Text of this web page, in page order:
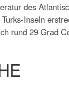
des
Inseln
rund 29 Grad